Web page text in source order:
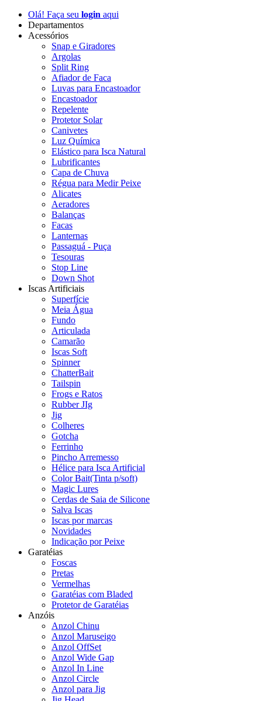
Olá! Faça seu login aqui
Departamentos
Acessórios
Snap e Giradores
Argolas
Split Ring
Afiador de Faca
Luvas para Encastoador
Encastoador
Repelente
Protetor Solar
Canivetes
Luz Química
Elástico para Isca Natural
Lubrificantes
Capa de Chuva
Régua para Medir Peixe
Alicates
Aeradores
Balanças
Facas
Lanternas
Passaguá - Puça
Tesouras
Stop Line
Down Shot
Iscas Artificiais
Superfície
Meia Água
Fundo
Articulada
Camarão
Iscas Soft
Spinner
ChatterBait
Tailspin
Frogs e Ratos
Rubber JIg
Jig
Colheres
Gotcha
Ferrinho
Pincho Arremesso
Hélice para Isca Artificial
Color Bait(Tinta p/soft)
Magic Lures
Cerdas de Saia de Silicone
Salva Iscas
Iscas por marcas
Novidades
Indicação por Peixe
Garatéias
Foscas
Pretas
Vermelhas
Garatéias com Bladed
Protetor de Garatéias
Anzóis
Anzol Chinu
Anzol Maruseigo
Anzol OffSet
Anzol Wide Gap
Anzol In Line
Anzol Circle
Anzol para Jig